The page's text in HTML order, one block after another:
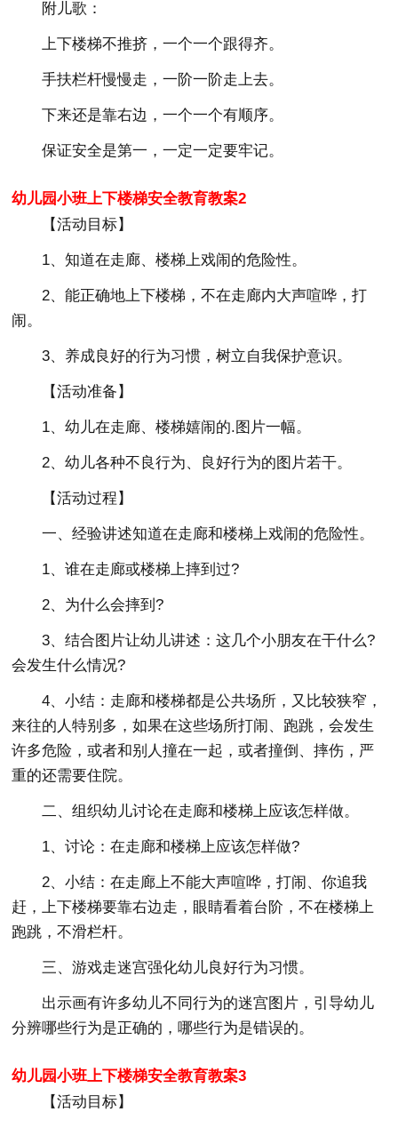
附儿歌：
上下楼梯不推挤，一个一个跟得齐。
手扶栏杆慢慢走，一阶一阶走上去。
下来还是靠右边，一个一个有顺序。
保证安全是第一，一定一定要牢记。
幼儿园小班上下楼梯安全教育教案2
【活动目标】
1、知道在走廊、楼梯上戏闹的危险性。
2、能正确地上下楼梯，不在走廊内大声喧哗，打
闹。
3、养成良好的行为习惯，树立自我保护意识。
【活动准备】
1、幼儿在走廊、楼梯嬉闹的.图片一幅。
2、幼儿各种不良行为、良好行为的图片若干。
【活动过程】
一、经验讲述知道在走廊和楼梯上戏闹的危险性。
1、谁在走廊或楼梯上摔到过?
2、为什么会摔到?
3、结合图片让幼儿讲述：这几个小朋友在干什么?
会发生什么情况?
4、小结：走廊和楼梯都是公共场所，又比较狭窄，
来往的人特别多，如果在这些场所打闹、跑跳，会发生
许多危险，或者和别人撞在一起，或者撞倒、摔伤，严
重的还需要住院。
二、组织幼儿讨论在走廊和楼梯上应该怎样做。
1、讨论：在走廊和楼梯上应该怎样做?
2、小结：在走廊上不能大声喧哗，打闹、你追我
赶，上下楼梯要靠右边走，眼睛看着台阶，不在楼梯上
跑跳，不滑栏杆。
三、游戏走迷宫强化幼儿良好行为习惯。
出示画有许多幼儿不同行为的迷宫图片，引导幼儿
分辨哪些行为是正确的，哪些行为是错误的。
幼儿园小班上下楼梯安全教育教案3
【活动目标】